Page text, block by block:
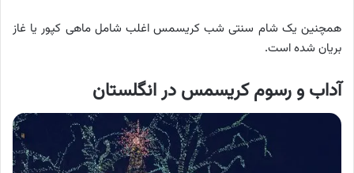
همچنین یک شام سنتی شب کریسمس اغلب شامل ماهی کپور یا غاز
بریان شده است.
آداب و رسوم کریسمس در انگلستان